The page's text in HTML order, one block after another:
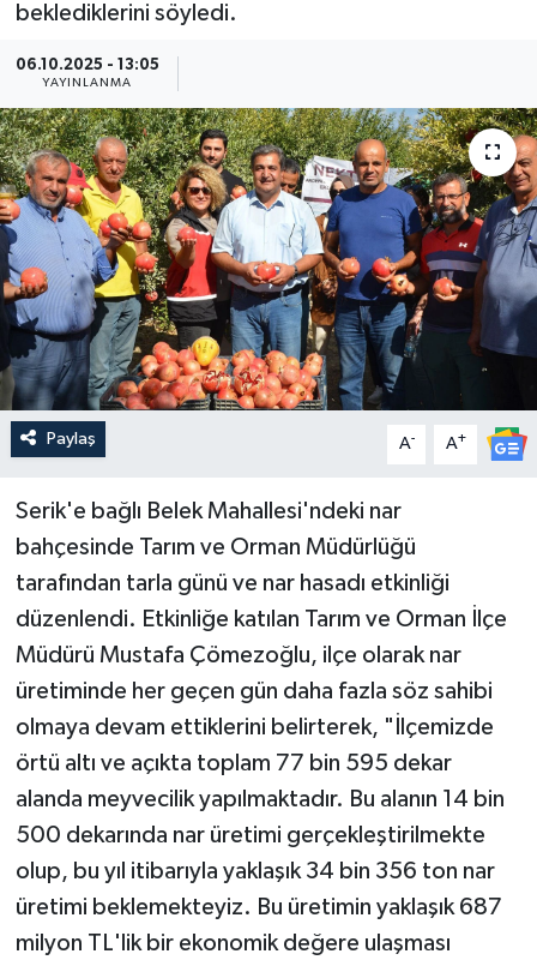
beklediklerini söyledi.
06.10.2025 - 13:05
YAYINLANMA
Paylaş A- A+
Serik'e bağlı Belek Mahallesi'ndeki nar
bahçesinde Tarım ve Orman Müdürlüğü
tarafından tarla günü ve nar hasadı etkinliği
düzenlendi. Etkinliğe katılan Tarım ve Orman İlçe
Müdürü Mustafa Çömezoğlu, ilçe olarak nar
üretiminde her geçen gün daha fazla söz sahibi
olmaya devam ettiklerini belirterek, "İlçemizde
örtü altı ve açıkta toplam 77 bin 595 dekar
alanda meyvecilik yapılmaktadır. Bu alanın 14 bin
500 dekarında nar üretimi gerçekleştirilmekte
olup, bu yıl itibarıyla yaklaşık 34 bin 356 ton nar
üretimi beklemekteyiz. Bu üretimin yaklaşık 687
milyon TL'lik bir ekonomik değere ulaşması
Güncel
Kültür & Sanat
Magazin
Resmi İlan
Sağlık & Yaşam
Siyaset